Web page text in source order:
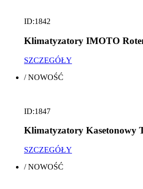
ID:1842
Klimatyzatory IMOTO
SZCZEGÓŁY
/NOWOŚĆ
ID:1847
Klimatyzatory Kasetonowy
SZCZEGÓŁY
/NOWOŚĆ